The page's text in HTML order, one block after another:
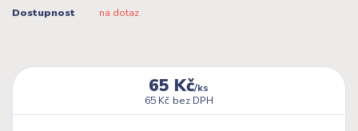
Dostupnost na dotaz
65 Kč/ks
65 Kč bez DPH